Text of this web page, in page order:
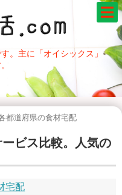
。主に「オイシックス」
都道府県の食材宅配
ービス比較。人気の
宅配